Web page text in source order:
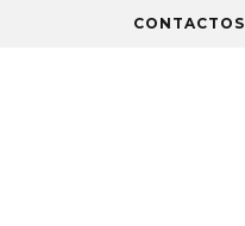
CONTACTOS